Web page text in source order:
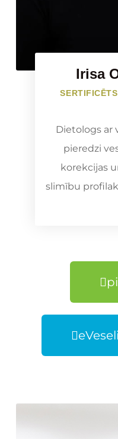
Irisa
Dietologs ar
pieredzi
korekcijas
slimību